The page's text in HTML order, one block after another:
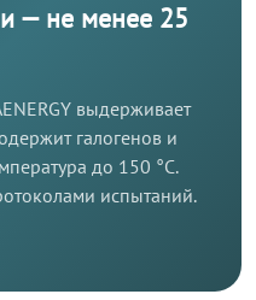
— не менее 25
выдерживает
галогенов и
до 150 °C.
испытаний.